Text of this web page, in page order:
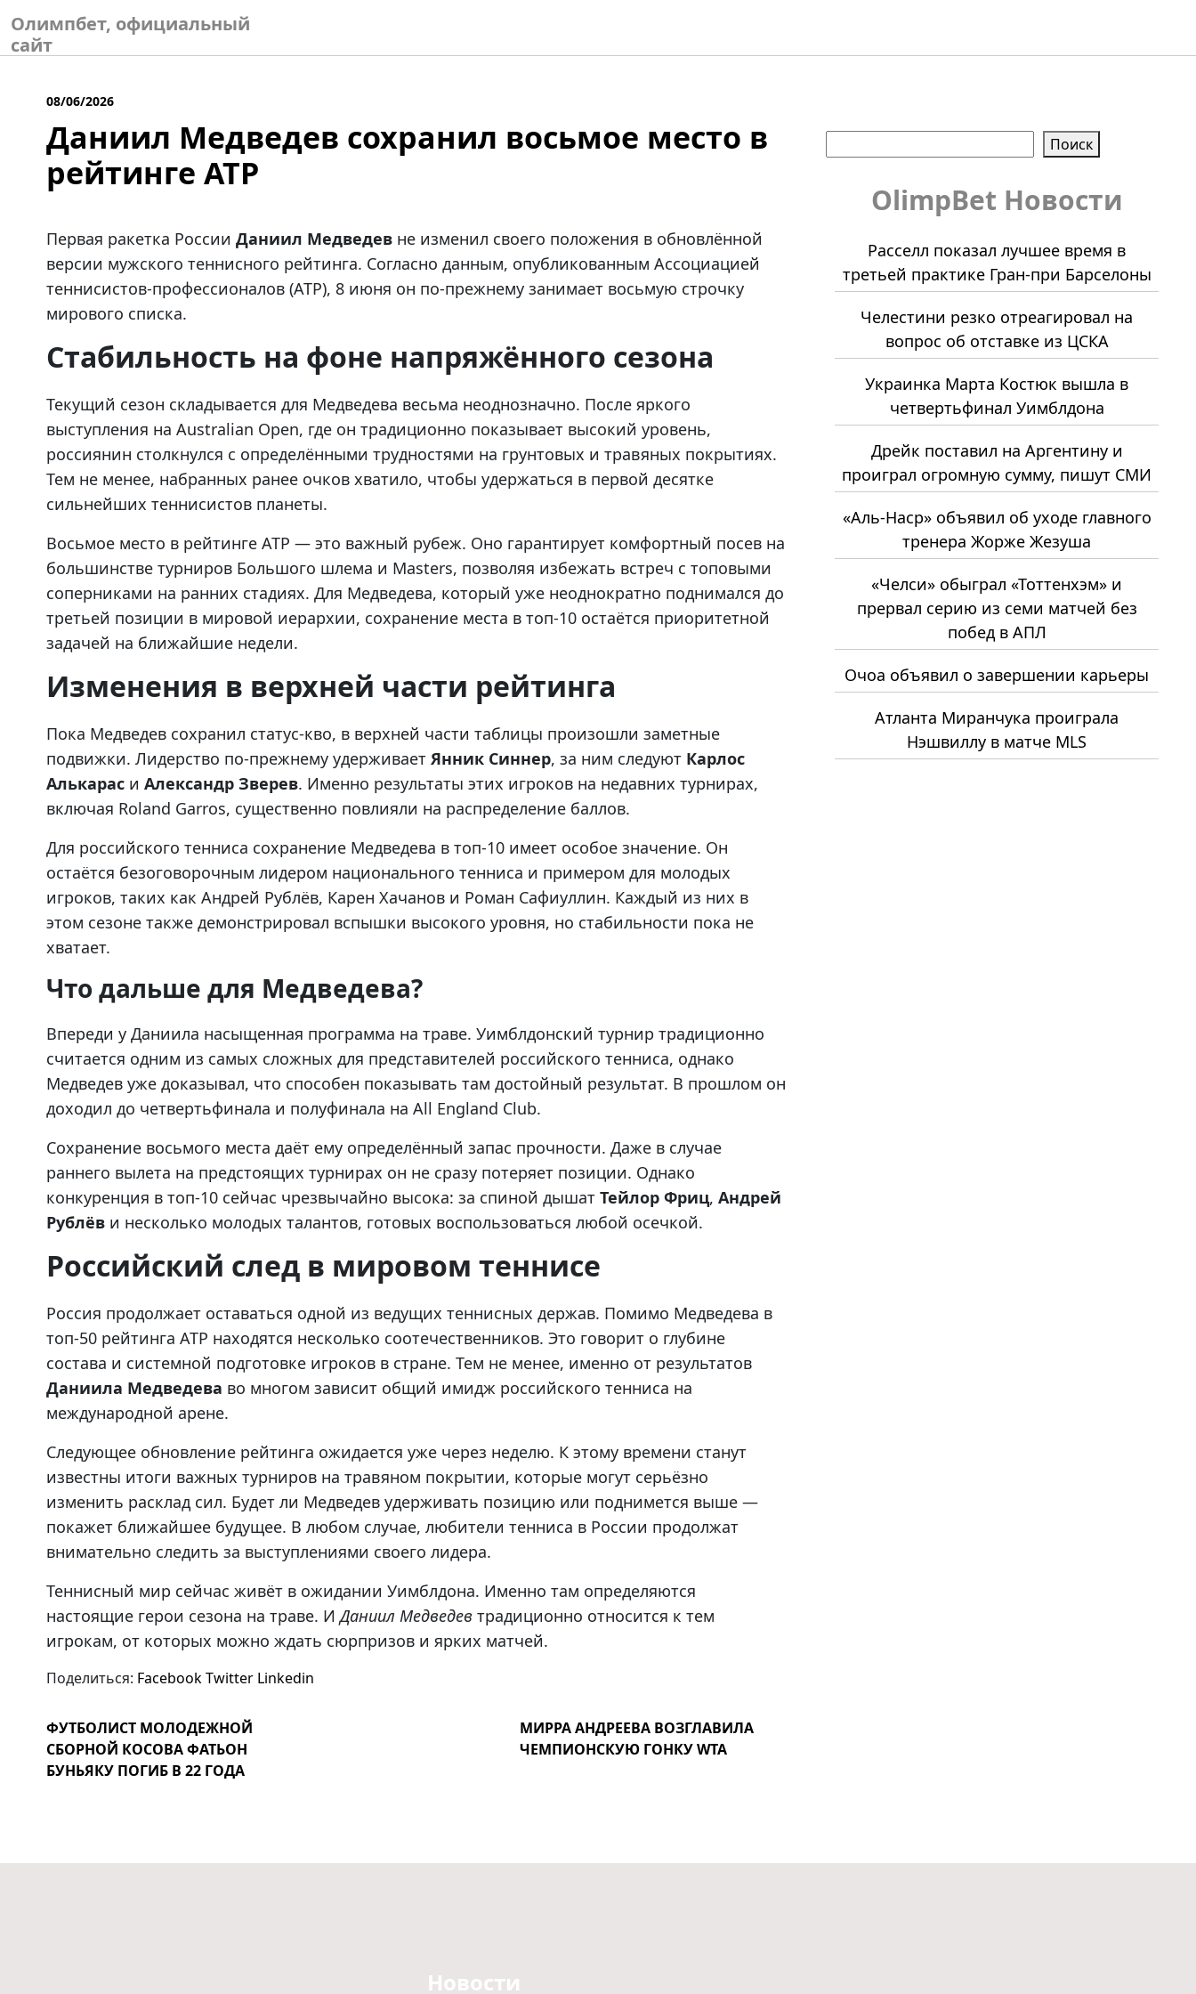
to
content
Олимпбет, официальный
сайт
08/06/2026
Даниил Медведев сохранил восьмое место в
рейтинге ATP
Первая ракетка России Даниил Медведев не изменил своего положения в обновлённой
версии мужского теннисного рейтинга. Согласно данным, опубликованным Ассоциацией
теннисистов-профессионалов (ATP), 8 июня он по-прежнему занимает восьмую строчку
мирового списка.
Стабильность на фоне напряжённого сезона
Текущий сезон складывается для Медведева весьма неоднозначно. После яркого
выступления на Australian Open, где он традиционно показывает высокий уровень,
россиянин столкнулся с определёнными трудностями на грунтовых и травяных покрытиях.
Тем не менее, набранных ранее очков хватило, чтобы удержаться в первой десятке
сильнейших теннисистов планеты.
Восьмое место в рейтинге ATP — это важный рубеж. Оно гарантирует комфортный посев на
большинстве турниров Большого шлема и Masters, позволяя избежать встреч с топовыми
соперниками на ранних стадиях. Для Медведева, который уже неоднократно поднимался до
третьей позиции в мировой иерархии, сохранение места в топ-10 остаётся приоритетной
задачей на ближайшие недели.
Изменения в верхней части рейтинга
Пока Медведев сохранил статус-кво, в верхней части таблицы произошли заметные
подвижки. Лидерство по-прежнему удерживает Янник Синнер, за ним следуют Карлос
Алькарас и Александр Зверев. Именно результаты этих игроков на недавних турнирах,
включая Roland Garros, существенно повлияли на распределение баллов.
Для российского тенниса сохранение Медведева в топ-10 имеет особое значение. Он
остаётся безоговорочным лидером национального тенниса и примером для молодых
игроков, таких как Андрей Рублёв, Карен Хачанов и Роман Сафиуллин. Каждый из них в
этом сезоне также демонстрировал вспышки высокого уровня, но стабильности пока не
хватает.
Что дальше для Медведева?
Впереди у Даниила насыщенная программа на траве. Уимблдонский турнир традиционно
считается одним из самых сложных для представителей российского тенниса, однако
Медведев уже доказывал, что способен показывать там достойный результат. В прошлом он
доходил до четвертьфинала и полуфинала на All England Club.
Сохранение восьмого места даёт ему определённый запас прочности. Даже в случае
раннего вылета на предстоящих турнирах он не сразу потеряет позиции. Однако
конкуренция в топ-10 сейчас чрезвычайно высока: за спиной дышат Тейлор Фриц, Андрей
Рублёв и несколько молодых талантов, готовых воспользоваться любой осечкой.
Российский след в мировом теннисе
Россия продолжает оставаться одной из ведущих теннисных держав. Помимо Медведева в
топ-50 рейтинга ATP находятся несколько соотечественников. Это говорит о глубине
состава и системной подготовке игроков в стране. Тем не менее, именно от результатов
Даниила Медведева во многом зависит общий имидж российского тенниса на
международной арене.
Следующее обновление рейтинга ожидается уже через неделю. К этому времени станут
известны итоги важных турниров на травяном покрытии, которые могут серьёзно
изменить расклад сил. Будет ли Медведев удерживать позицию или поднимется выше —
покажет ближайшее будущее. В любом случае, любители тенниса в России продолжат
внимательно следить за выступлениями своего лидера.
Теннисный мир сейчас живёт в ожидании Уимблдона. Именно там определяются
настоящие герои сезона на траве. ИДаниил Медведев традиционно относится к тем
игрокам, от которых можно ждать сюрпризов и ярких матчей.
Поделиться: FacebookTwitter Linkedin
ФУТБОЛИСТ МОЛОДЕЖНОЙ
СБОРНОЙ КОСОВА ФАТЬОН
БУНЬЯКУ ПОГИБ В 22 ГОДА
МИРРА АНДРЕЕВА ВОЗГЛАВИЛА
ЧЕМПИОНСКУЮ ГОНКУ WTA
Поиск
OlimpBet Новости
Расселл показал лучшее время в
третьей практике Гран-при Барселоны
Челестини резко отреагировал на
вопрос об отставке из ЦСКА
Украинка Марта Костюк вышла в
четвертьфинал Уимблдона
Дрейк поставил на Аргентину и
проиграл огромную сумму, пишут СМИ
«Аль-Наср» объявил об уходе главного
тренера Жорже Жезуша
«Челси» обыграл «Тоттенхэм» и
прервал серию из семи матчей без
побед в АПЛ
Очоа объявил о завершении карьеры
Атланта Миранчука проиграла
Нэшвиллу в матче MLS
Новости